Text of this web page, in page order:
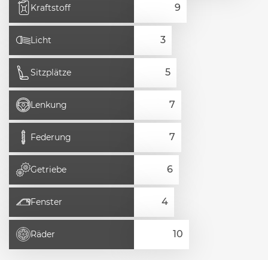
Kraftstoff
Licht
Sitzplätze
Lenkung
Federung
Getriebe
Fenster
Räder